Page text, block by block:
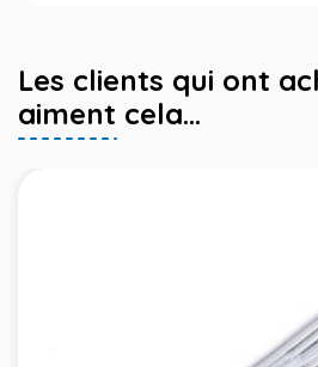
Les clients qui ont
aiment cela...